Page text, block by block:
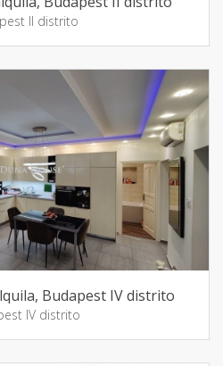
II distrito
Budapest IV distrito
IV distrito